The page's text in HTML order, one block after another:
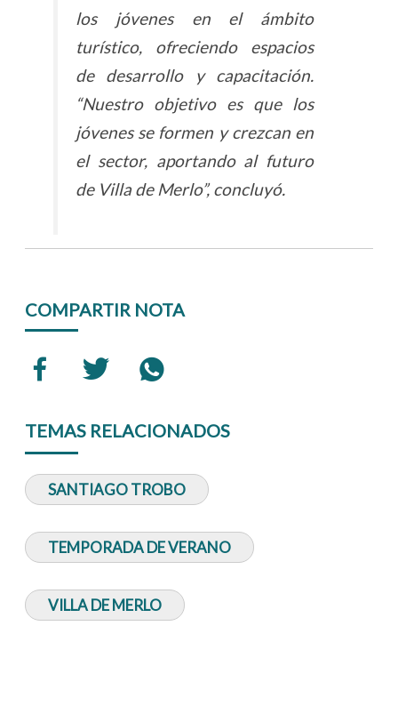
los jóvenes en el ámbito
turístico, ofreciendo espacios
de desarrollo y capacitación.
“Nuestro objetivo es que los
jóvenes se formen y crezcan en
el sector, aportando al futuro
de Villa de Merlo”, concluyó.
COMPARTIR NOTA
TEMAS RELACIONADOS
SANTIAGO TROBO
TEMPORADA DE VERANO
VILLA DE MERLO